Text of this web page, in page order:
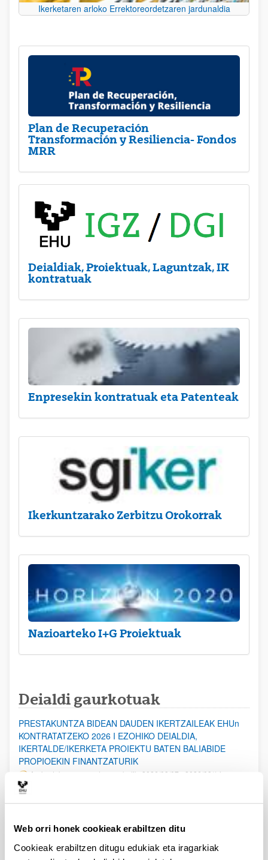
Web orri honek cookieak erabiltzen ditu
Cookieak erabiltzen ditugu edukiak eta iragarkiak
Ikerketaren arloko Errektoreordetzaren jardunaldia
Plan de Recuperación
Transformación y Resiliencia- Fondos
MRR
Deialdiak, Proiektuak, Laguntzak, IK
kontratuak
Enpresekin kontratuak eta Patenteak
Ikerkuntzarako Zerbitzu Orokorrak
Nazioarteko I+G Proiektuak
Deialdi gaurkotuak
PRESTAKUNTZA BIDEAN DAUDEN IKERTZAILEAK EHUn
KONTRATATZEKO 2026 I EZOHIKO DEIALDIA,
IKERTALDE/IKERKETA PROIEKTU BATEN BALIABIDE
PROPIOEKIN FINANTZATURIK
Aurkezteko epea ez dago zabalik: 2026/08/07 - 2026/08/14
erosi eta berritzeko laguntzak 2026
Izapide irekia